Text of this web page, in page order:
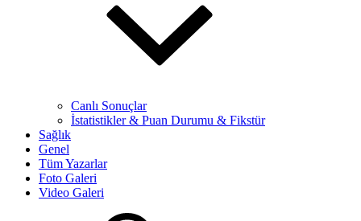
Canlı Sonuçlar
İstatistikler & Puan Durumu & Fikstür
Sağlık
Genel
Tüm Yazarlar
Foto Galeri
Video Galeri